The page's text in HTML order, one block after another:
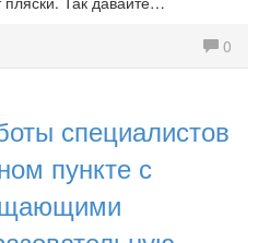
0
специалистов
пункте с